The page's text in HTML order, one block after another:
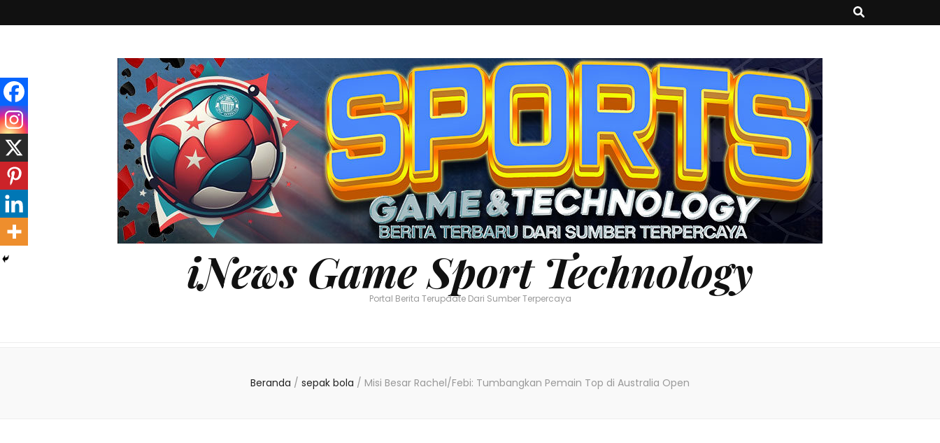
iNews Game Sport Technology
Portal Berita Terupdate Dari Sumber Terpercaya
Beranda / sepak bola / Misi Besar Rachel/Febi: Tumbangkan Pemain Top di Australia Open